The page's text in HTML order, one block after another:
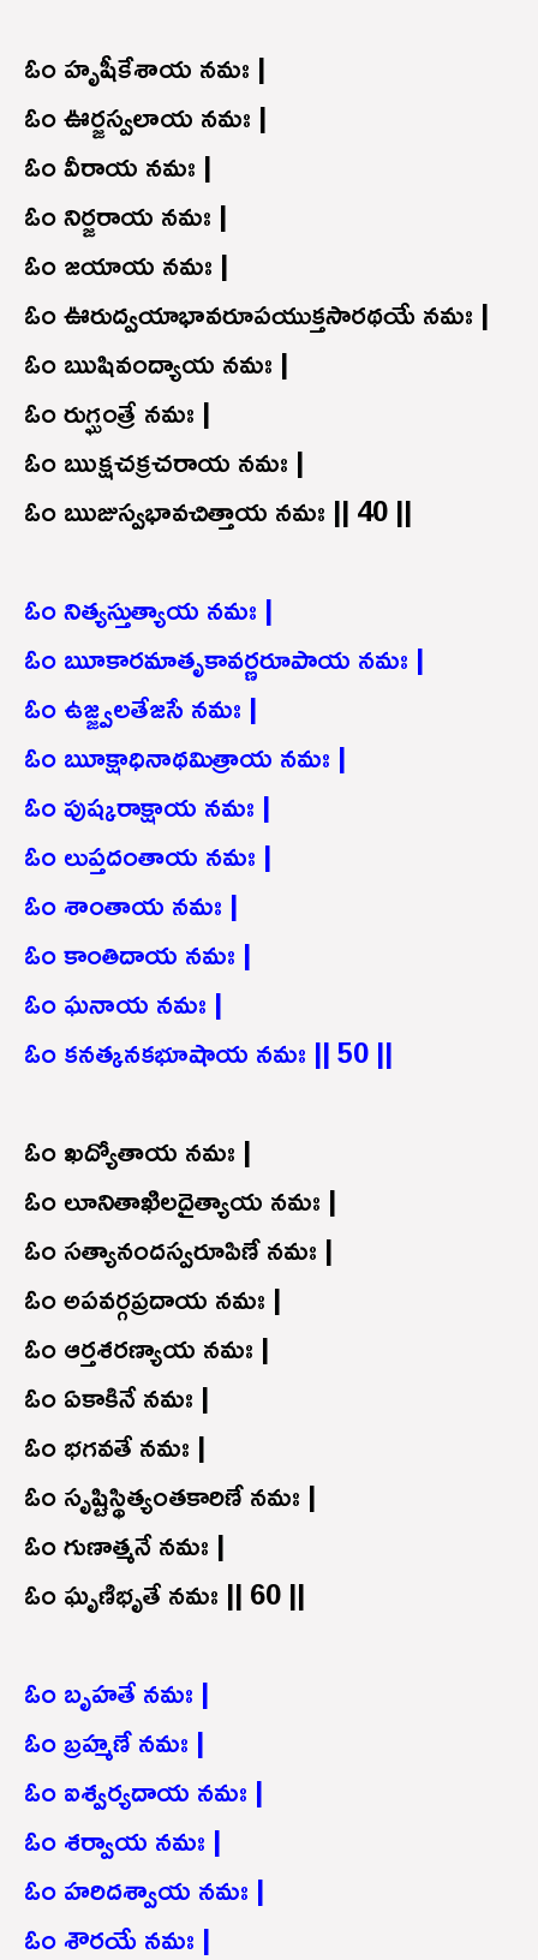
ఓం హృషీకేశాయ నమః |
ఓం ఊర్జస్వలాయ నమః |
ఓం వీరాయ నమః |
ఓం నిర్జరాయ నమః |
ఓం జయాయ నమః |
ఓం ఊరుద్వయాభావరూపయుక్తసారథయే నమః |
ఓం ఋషివంద్యాయ నమః |
ఓం రుగ్ఘంత్రే నమః |
ఓం ఋక్షచక్రచరాయ నమః |
ఓం ఋజుస్వభావచిత్తాయ నమః || 40 ||
ఓం నిత్యస్తుత్యాయ నమః |
ఓం ౠకారమాతృకావర్ణరూపాయ నమః |
ఓం ఉజ్జ్వలతేజసే నమః |
ఓం ౠక్షాధినాథమిత్రాయ నమః |
ఓం పుష్కరాక్షాయ నమః |
ఓం లుప్తదంతాయ నమః |
ఓం శాంతాయ నమః |
ఓం కాంతిదాయ నమః |
ఓం ఘనాయ నమః |
ఓం కనత్కనకభూషాయ నమః || 50 ||
ఓం ఖద్యోతాయ నమః |
ఓం లూనితాఖిలదైత్యాయ నమః |
ఓం సత్యానందస్వరూపిణే నమః |
ఓం అపవర్గప్రదాయ నమః |
ఓం ఆర్తశరణ్యాయ నమః |
ఓం ఏకాకినే నమః |
ఓం భగవతే నమః |
ఓం సృష్టిస్థిత్యంతకారిణే నమః |
ఓం గుణాత్మనే నమః |
ఓం ఘృణిభృతే నమః || 60 ||
ఓం బృహతే నమః |
ఓం బ్రహ్మణే నమః |
ఓం ఐశ్వర్యదాయ నమః |
ఓం శర్వాయ నమః |
ఓం హరిదశ్వాయ నమః |
ఓం శౌరయే నమః |